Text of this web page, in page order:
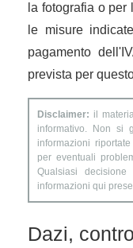
la fotografia o
le misure
pagamento
prevista per
Disclaimer: il
informativo. Non si
informazioni
per eventuali
Qualsiasi
informazioni qui
Dazi,